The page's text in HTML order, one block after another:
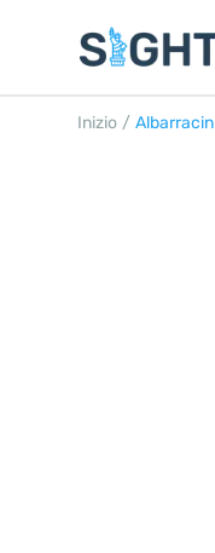
Inizio / Albarracin